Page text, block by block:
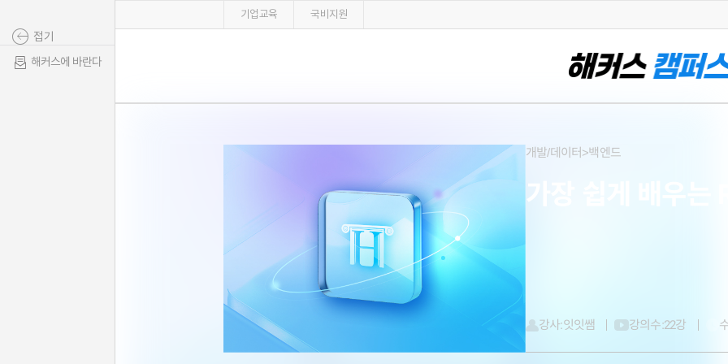
기업교육 국비지원
접기
해커스에 바란다
개발/데이터>백엔드
가장 쉽게 배우는
강사:잇잇쌤 강의수:22강